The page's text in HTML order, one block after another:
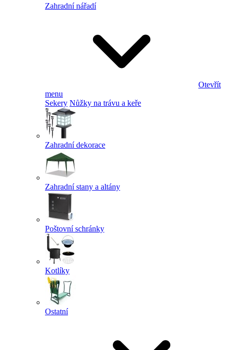
Zahradní nářadí
Otevřít
menu
Sekery Nůžky na trávu a keře
Zahradní dekorace
Zahradní stany a altány
Poštovní schránky
Kotlíky
Ostatní